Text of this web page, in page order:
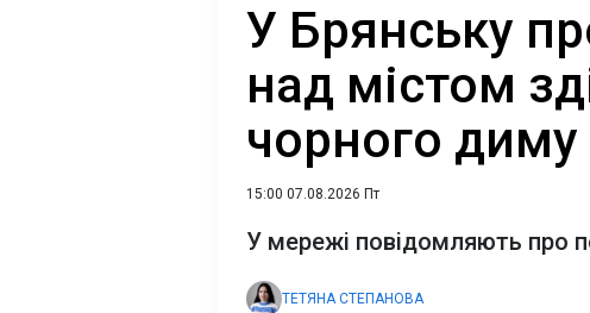
У Брянську
над містом
чорного
15:00 07.08.2026 Пт
У мережі повідомляють про
ТЕТЯНА СТЕПАНОВА